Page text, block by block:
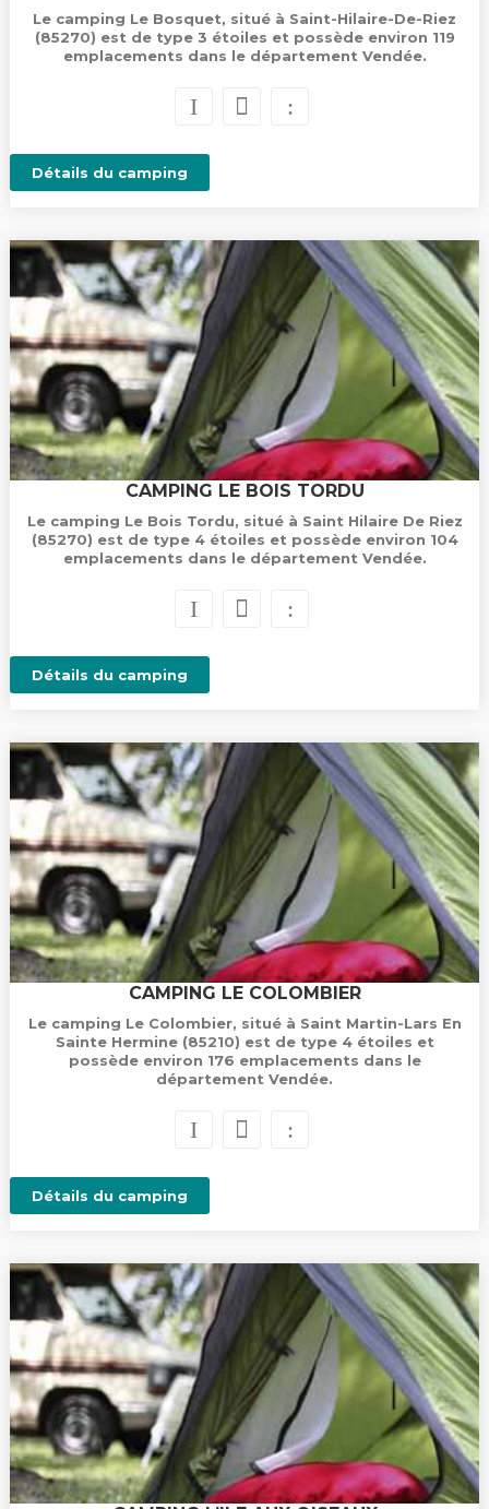
Le camping Le Bosquet, situé à Saint-Hilaire-De-Riez
(85270) est de type 3 étoiles et possède environ 119
emplacements dans le département Vendée.
Détails du camping
CAMPING LE BOIS TORDU
Le camping Le Bois Tordu, situé à Saint Hilaire De Riez
(85270) est de type 4 étoiles et possède environ 104
emplacements dans le département Vendée.
Détails du camping
CAMPING LE COLOMBIER
Le camping Le Colombier, situé à Saint Martin-Lars En
Sainte Hermine (85210) est de type 4 étoiles et
possède environ 176 emplacements dans le
département Vendée.
Détails du camping